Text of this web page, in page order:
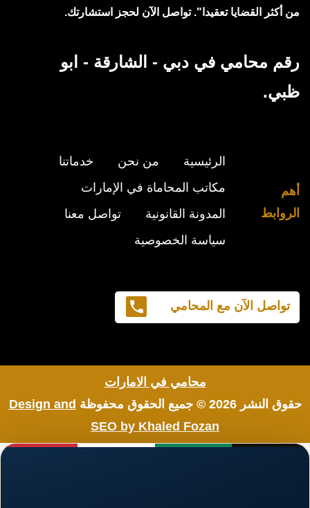
من أكثر القضايا تعقيدا". تواصل الآن لحجز استشارتك.
رقم محامي في دبي - الشارقة - ابو
ظبي.
أهم
الروابط
الرئيسية من نحن
خدماتنا
مكاتب المحاماة في الإمارات
المدونة القانونية
تواصل معنا
سياسة الخصوصية
تواصل الآن مع المحامي
محامي في الامارات
حقوق النشر 2026 © جميع الحقوق محفوظة
Design and
SEO by Khaled Fozan
اشهر محامي في البحرين